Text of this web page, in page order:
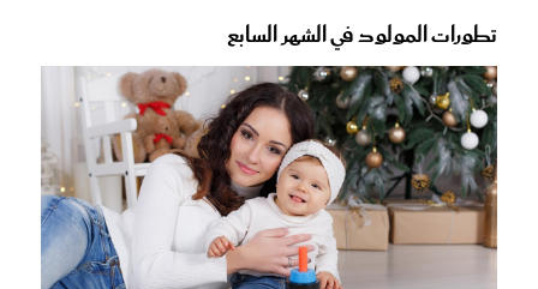
تطورات المولود في الشهر السابع